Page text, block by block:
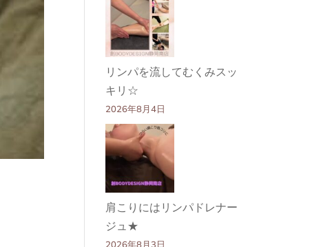
リンパを流してむくみスッ
キリ☆
2026年8月4日
肩こりにはリンパドレナー
ジュ★
2026年8月3日